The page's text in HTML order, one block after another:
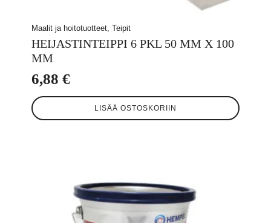
Maalit ja hoitotuotteet, Teipit
HEIJASTINTEIPPI 6 PKL 50 MM X 100
MM
6,88 €
LISÄÄ OSTOSKORIIN